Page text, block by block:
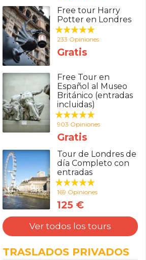
Free tour Harry
Potter en Londres
233 Opiniones
Gratis
Free Tour en
Español al Museo
Británico (entradas
incluidas)
903 Opiniones
Gratis
Tour de Londres de
día Completo con
entradas
169 Opiniones
125 €
Ver todos los tours
TRASLADOS PRIVADOS